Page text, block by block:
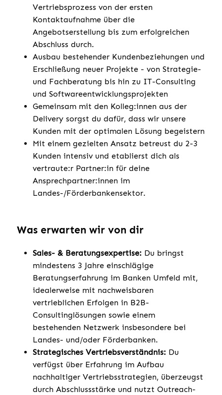
Vertriebsprozess von der ersten
Kontaktaufnahme über die
Angebotserstellung bis zum erfolgreichen
Abschluss durch.
Ausbau bestehender Kundenbeziehungen und
Erschließung neuer Projekte - von Strategie-
und Fachberatung bis hin zu IT-Consulting
und Softwareentwicklungsprojekten
Gemeinsam mit den Kolleg:innen aus der
Delivery sorgst du dafür, dass wir unsere
Kunden mit der optimalen Lösung begeistern
Mit einem gezielten Ansatz betreust du 2-3
Kunden intensiv und etablierst dich als
vertraute:r Partner:in für deine
Ansprechpartner:innen im
Landes-/Förderbankensektor.
Was erwarten wir von dir
Sales- & Beratungsexpertise: Du bringst
mindestens 3 Jahre einschlägige
Beratungserfahrung im Banken Umfeld mit,
idealerweise mit nachweisbaren
vertrieblichen Erfolgen in B2B-
Consultinglösungen sowie einem
bestehenden Netzwerk insbesondere bei
Landes- und/oder Förderbanken.
Strategisches Vertriebsverständnis: Du
verfügst über Erfahrung im Aufbau
nachhaltiger Vertriebsstrategien, überzeugst
durch Abschlussstärke und nutzt Outreach-